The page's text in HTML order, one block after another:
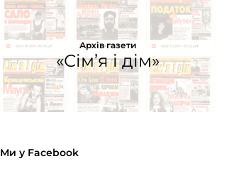
Архів газети
«Сім’я і дім»
Ми у Facebook